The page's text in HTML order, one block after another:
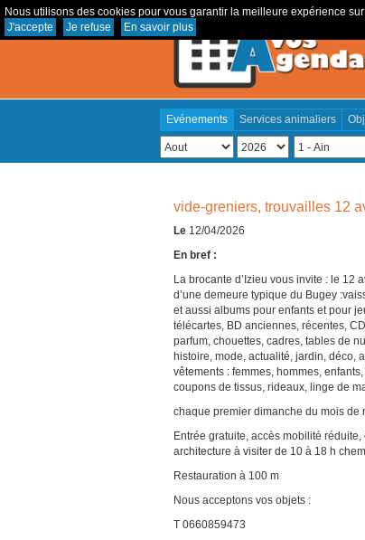
Nous utilisons des cookies pour vous garantir la meilleure expérience
J'accepte
Je refuse En savoir plus
Evénements Services animaliers
vide-greniers, trouvailles 12
Le 12/04/2026
En bref :
La brocante d’Izieu vous invite : le 12
d’une demeure typique du Bugey
et aussi albums pour enfants et pour
télécartes, BD anciennes, récentes,
parfum, chouettes, cadres, tables de
histoire, mode, actualité, jardin, déco,
vêtements : femmes, hommes,
coupons de tissus, rideaux, linge de
chaque premier dimanche du mois de
Entrée gratuite, accès mobilité
architecture à visiter de 10 à 18 h
Restauration à 100 m
Nous acceptons vos objets :
T 0660859473